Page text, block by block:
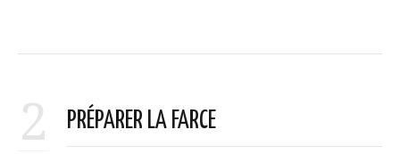
2 PRÉPARER LA FARCE